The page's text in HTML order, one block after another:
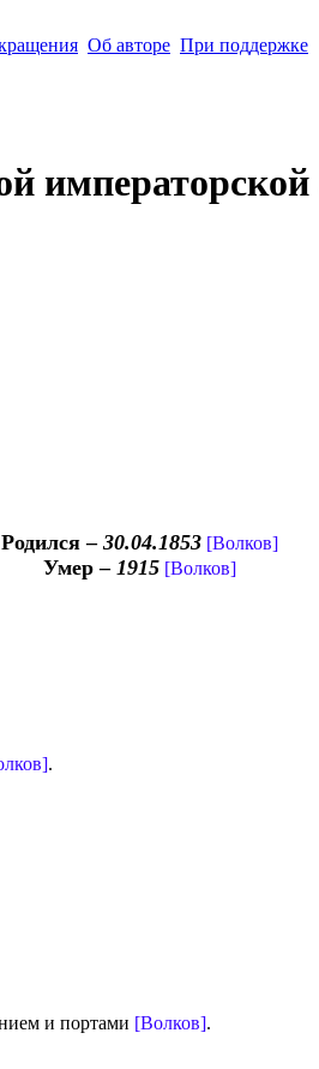
Об авторе При поддержке
Родился – 30.04.1853 [Волков]
Умер – 1915 [Волков]
.
и портами [Волков].